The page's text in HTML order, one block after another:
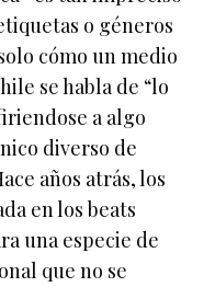
o géneros
cómo un medio
se habla de “lo
a algo
diverso de
años atrás, los
en los beats
una especie de
que no se